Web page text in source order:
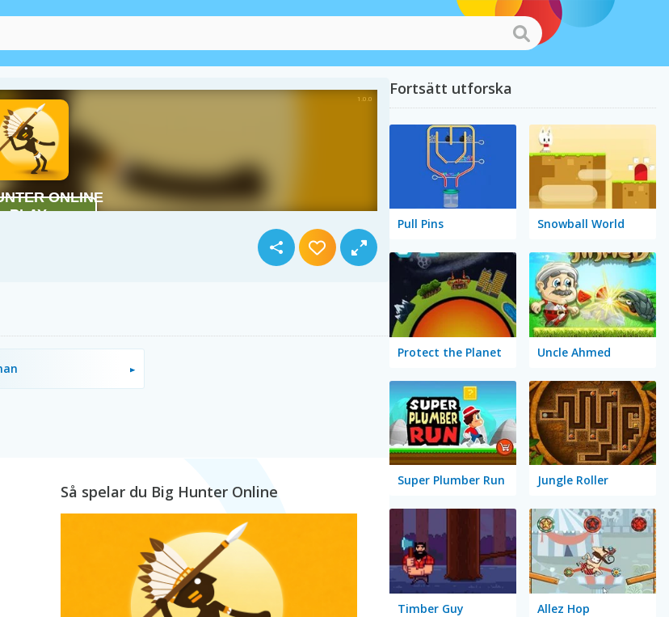
Så spelar du Big Hunter Online
Fortsätt utforska
Pull Pins Snowball World
Protect the Planet Uncle Ahmed
Super Plumber Run Jungle Roller
Timber Guy Allez Hop